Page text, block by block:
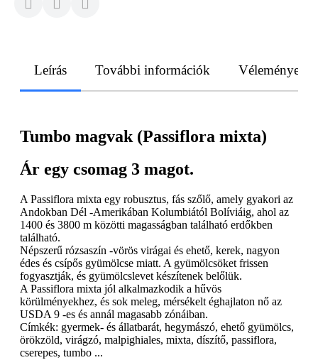
Leírás További információk Vélemények
Tumbo magvak (Passiflora mixta)
Ár egy csomag 3 magot.
A Passiflora mixta egy robusztus, fás szőlő, amely gyakori az
Andokban Dél -Amerikában Kolumbiától Bolíviáig, ahol az
1400 és 3800 m közötti magasságban található erdőkben
található.
Népszerű rózsaszín -vörös virágai és ehető, kerek, nagyon
édes és csípős gyümölcse miatt. A gyümölcsöket frissen
fogyasztják, és gyümölcslevet készítenek belőlük.
A Passiflora mixta jól alkalmazkodik a hűvös
körülményekhez, és sok meleg, mérsékelt éghajlaton nő az
USDA 9 -es és annál magasabb zónáiban.
Címkék: gyermek- és állatbarát, hegymászó, ehető gyümölcs,
örökzöld, virágzó, malpighiales, mixta, díszítő, passiflora,
cserepes, tumbo ...